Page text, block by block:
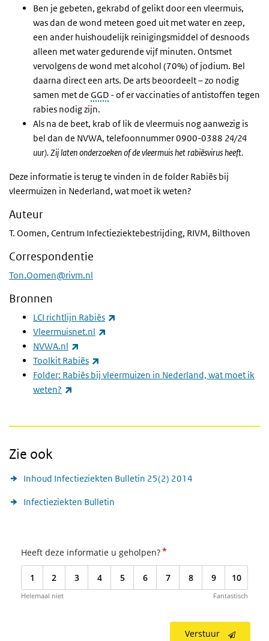
Ben je gebeten, gekrabd of gelikt door een vleermuis,
was dan de wond meteen goed uit met water en zeep,
een ander huishoudelijk reinigingsmiddel of desnoods
alleen met water gedurende vijf minuten. Ontsmet
vervolgens de wond met alcohol (70%) of jodium. Bel
daarna direct een arts. De arts beoordeelt – zo nodig
samen met de GGD - of er vaccinaties of antistoffen tegen
rabies nodig zijn.
Als na de beet, krab of lik de vleermuis nog aanwezig is
bel dan de NVWA, telefoonnummer 0900-0388 24/24
uur). Zij laten onderzoeken of de vleermuis het rabiësvirus heeft.
Deze informatie is terug te vinden in de folder Rabiës bij
vleermuizen in Nederland, wat moet ik weten?
Auteur
T. Oomen, Centrum Infectieziektebestrijding, RIVM, Bilthoven
Correspondentie
Ton.Oomen@rivm.nl
Bronnen
LCI richtlijn Rabiës
Vleermuisnet.nl
NVWA.nl
Toolkit Rabiës
Folder: Rabiës bij vleermuizen in Nederland, wat moet ik
weten?
Zie ook
Inhoud Infectieziekten Bulletin 25(2) 2014
Infectieziekten Bulletin
Heeft deze informatie u geholpen?*
1 2 3 4 5 6 7 8 9 10
Helemaal niet Fantastisch
Verstuur